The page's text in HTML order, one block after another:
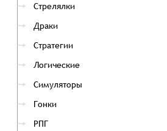
Стрелялки
Драки
Стратегии
Логические
Симуляторы
Гонки
РПГ